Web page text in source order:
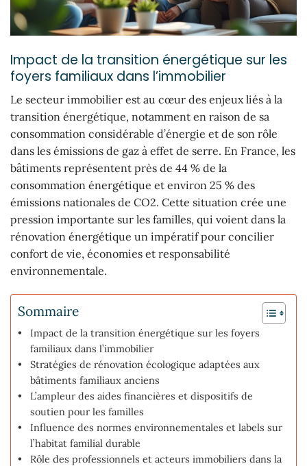
Impact de la transition énergétique sur les
foyers familiaux dans l’immobilier
Le secteur immobilier est au cœur des enjeux liés à la
transition énergétique, notamment en raison de sa
consommation considérable d’énergie et de son rôle
dans les émissions de gaz à effet de serre. En France, les
bâtiments représentent près de 44 % de la
consommation énergétique et environ 25 % des
émissions nationales de CO2. Cette situation crée une
pression importante sur les familles, qui voient dans la
rénovation énergétique un impératif pour concilier
confort de vie, économies et responsabilité
environnementale.
Sommaire
Impact de la transition énergétique sur les foyers
familiaux dans l’immobilier
Stratégies de rénovation écologique adaptées aux
bâtiments familiaux anciens
L’ampleur des aides financières et dispositifs de
soutien pour les familles
Influence des normes environnementales et labels sur
l’habitat familial durable
Rôle des professionnels et acteurs immobiliers dans la